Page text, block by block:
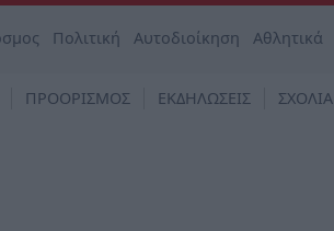
Πολιτική Αυτοδιοίκηση Αθλητικά
ΠΡΟΟΡΙΣΜΟΣ ΕΚΔΗΛΩΣΕΙΣ ΣΧΟΛΙΑ